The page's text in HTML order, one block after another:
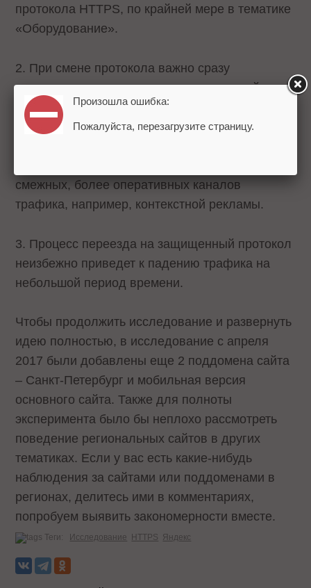
протокола HTTPS, по крайней мере в тематике
«Оборудование».
2. При смене протокола важно сразу
использовать все сигналы для поисковой
системы – 301-й редирект, настройка в
Вебмастере, директива host. Положительно на
смежных, более оперативных каналов
трафика, например, контекстной рекламы.
3. Процесс переезда на защищенный протокол
неизбежно приведет к падению трафика на
небольшой период времени.
Чтобы продолжить исследование и развернуть
идею полностью, в исследование с апреля
2017 были добавлены еще 2 поддомена сайта
– Санкт-Петербург и мобильная версия
основного сайта. Также для полноты
эксперимента было бы неплохо рассмотреть
поведение региональных сайтов в других
тематиках. Если у вас есть какие-нибудь
наблюдения за сайтами или поддоменами в
регионах, делитесь ими в комментариях,
попробуем выявить закономерности вместе.
Теги: Исследование HTTPS Яндекс
Произошла ошибка:
Пожалуйста, перезагрузите страницу.